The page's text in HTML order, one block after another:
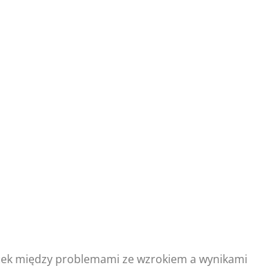
między problemami ze wzrokiem a wynikami